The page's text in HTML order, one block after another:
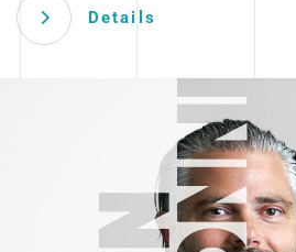
Details